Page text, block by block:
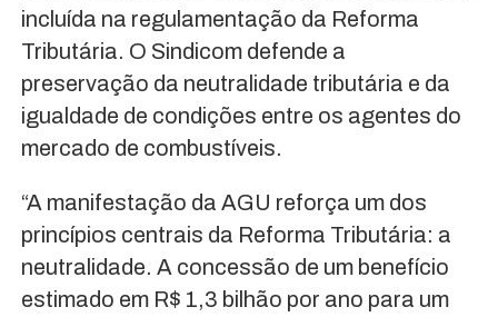
incluída na regulamentação da Reforma
Tributária. O Sindicom defende a
preservação da neutralidade tributária e da
igualdade de condições entre os agentes do
mercado de combustíveis.
“A manifestação da AGU reforça um dos
princípios centrais da Reforma Tributária: a
neutralidade. A concessão de um benefício
estimado em R$ 1,3 bilhão por ano para um